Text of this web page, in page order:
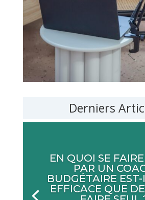
Derniers
EN QUOI SE
PAR UN
BUDGÉTAIRE
EFFICACE QUE